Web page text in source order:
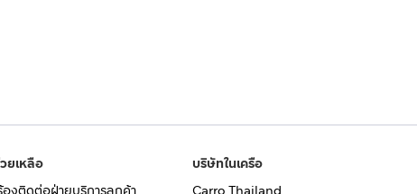
ยเหลือ
บริษัทในเครือ